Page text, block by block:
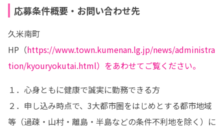
応募条件概要・お問い合わせ先
久米南町
HP（https://www.town.kumenan.lg.jp/news/administra
tion/kyouryokutai.html）をあわせてご覧ください。
１．心身ともに健康で誠実に勤務できる方
２．申し込み時点で、3大都市圏をはじめとする都市地域
等（過疎・山村・離島・半島などの条件不利地を除く）に